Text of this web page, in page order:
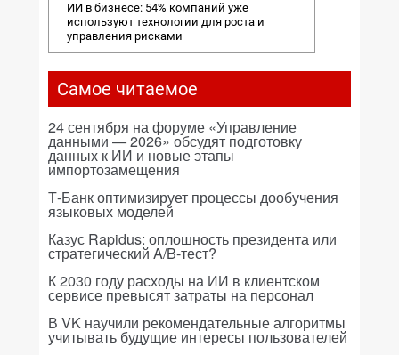
ИИ в бизнесе: 54% компаний уже
используют технологии для роста и
управления рисками
Самое читаемое
24 сентября на форуме «Управление
данными — 2026» обсудят подготовку
данных к ИИ и новые этапы
импортозамещения
Т-Банк оптимизирует процессы дообучения
языковых моделей
Казус Rapidus: оплошность президента или
стратегический A/B-тест?
К 2030 году расходы на ИИ в клиентском
сервисе превысят затраты на персонал
В VK научили рекомендательные алгоритмы
учитывать будущие интересы пользователей